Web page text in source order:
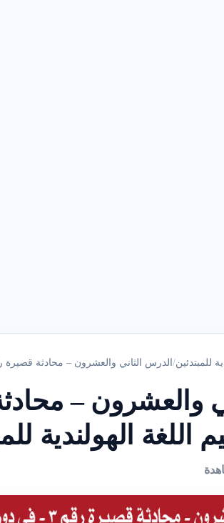
للمبتدئين/الدرس الثاني والعشرون – ‫‫‫محادثة قصيرة رقم 3‬‬ – في دورة تعليم اللغة الهولندية للمبتدئين
اللغة الهولندية